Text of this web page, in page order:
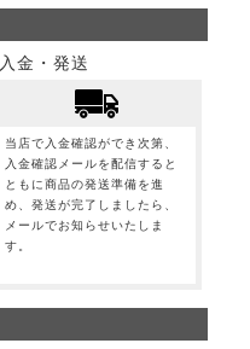
入金・発送
当店で入金確認ができ次第、
入金確認メールを配信すると
ともに商品の発送準備を進
め、発送が完了しましたら、
メールでお知らせいたしま
す。